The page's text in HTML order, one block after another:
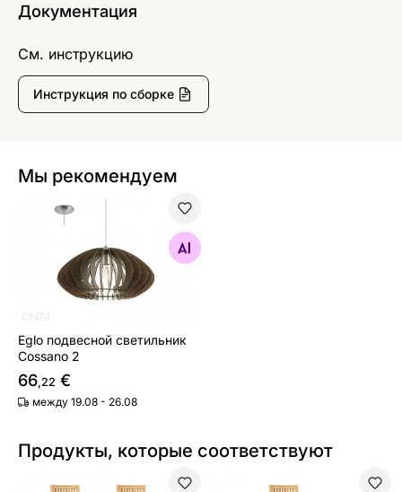
Документация
См. инструкцию
Инструкция по сборке
Мы рекомендуем
Eglo подвесной светильник Cossano 2
Найдите похожие
Eglo подвесной светильник
Cossano 2
66,22 €
между 19.08 - 26.08
Продукты, которые соответствуют